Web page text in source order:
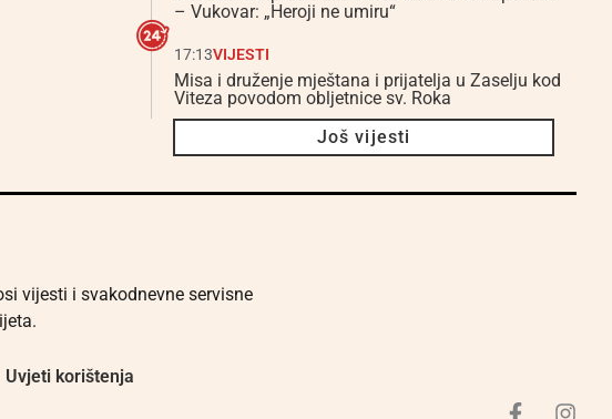
– Vukovar: „Heroji ne umiru“
17:13VIJESTI
Misa i druženje mještana i prijatelja u Zaselju kod
Viteza povodom obljetnice sv. Roka
Još vijesti
vijesti i svakodnevne servisne
Uvjeti korištenja